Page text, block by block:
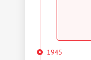
1945